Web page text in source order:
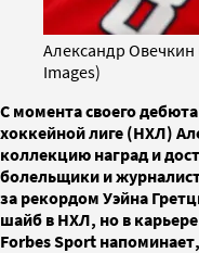
Александр
Images)
С момента своего
хоккейной лиге (НХЛ)
коллекцию наград и
болельщики и
за рекордом Уэйна
шайб в НХЛ, но в
Forbes Sport